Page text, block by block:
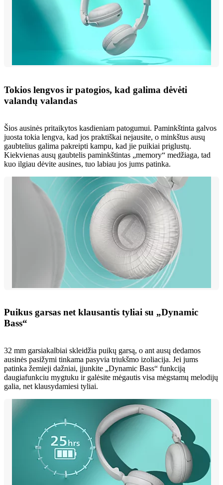
Tokios lengvos ir patogios, kad galima dėvėti
valandų valandas
Šios ausinės pritaikytos kasdieniam patogumui. Paminkštinta galvos
juosta tokia lengva, kad jos praktiškai nejausite, o minkštus ausų
gaubtelius galima pakreipti kampu, kad jie puikiai priglustų.
Kiekvienas ausų gaubtelis paminkštintas „memory“ medžiaga, tad
kuo ilgiau dėvite ausines, tuo labiau jos jums patinka.
Puikus garsas net klausantis tyliai su „Dynamic
Bass“
32 mm garsiakalbiai skleidžia puikų garsą, o ant ausų dedamos
ausinės pasižymi tinkama pasyvia triukšmo izoliacija. Jei jums
patinka žemieji dažniai, įjunkite „Dynamic Bass“ funkciją
daugiafunkciu mygtuku ir galėsite mėgautis visa mėgstamų melodijų
galia, net klausydamiesi tyliai.